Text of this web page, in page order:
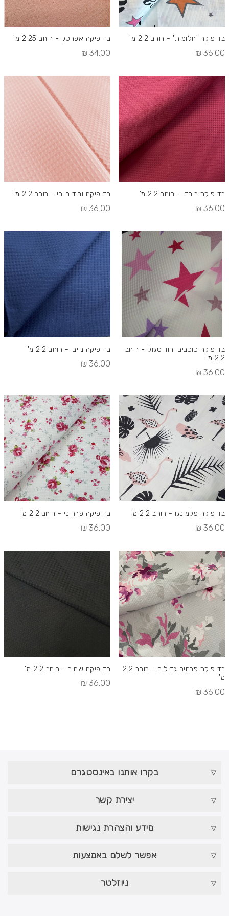
בד פיקה 'חלומות' - רוחב 2.2 מ'
36.00 ₪
בד פיקה אפרסק - רוחב 2.25 מ'
34.00 ₪
בד פיקה בורדו - רוחב 2.2 מ'
36.00 ₪
בד פיקה ורוד בייבי - רוחב 2.2 מ'
36.00 ₪
בד פיקה כוכבים ורוד סגול - רוחב
2.2 מ'
36.00 ₪
בד פיקה נייבי - רוחב 2.2 מ'
36.00 ₪
בד פיקה פלמינגו - רוחב 2.2 מ'
36.00 ₪
בד פיקה פרחוני - רוחב 2.2 מ'
36.00 ₪
בד פיקה פרחים גדולים - רוחב 2.2
מ'
36.00 ₪
בד פיקה שחור - רוחב 2.2 מ'
36.00 ₪
בקרו אותנו באינסטגרם
יצירת קשר
מידע והצהרת נגישות
אפשר לשלם באמצעות
ניוזלטר